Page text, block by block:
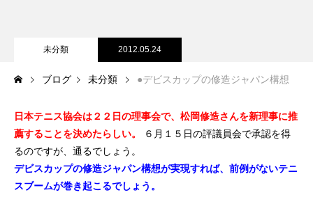
ブログ
アクセス
お問い合わせ
会員専用ページ
初めての方 システム・クラス・料金 ブログ アクセス お知ら
未分類 2012.05.24
ブログ 未分類 ●デビスカップの修造ジャパン構想
日本テニス協会は２２日の理事会で、松岡修造さんを新理事に推
薦することを決めたらしい。
６月１５日の評議員会で承認を得
るのですが、通るでしょう。
デビスカップの修造ジャパン構想が実現すれば、前例がないテニ
スブームが巻き起こるでしょう。